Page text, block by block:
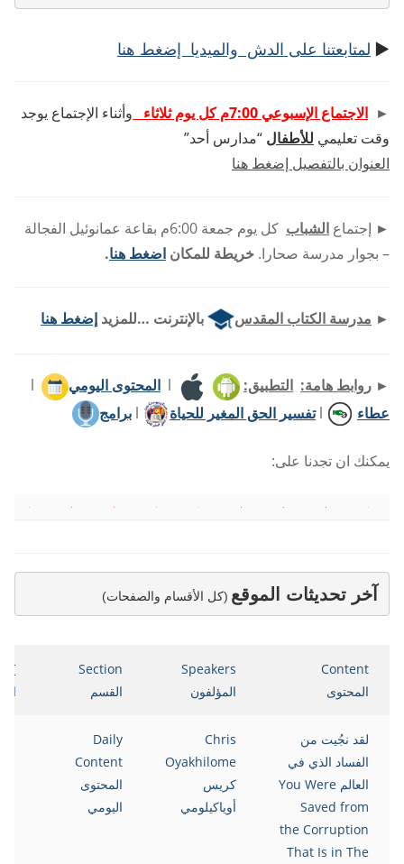
► لمتابعتنا على الدش والميديا إضغط هنا
► الاجتماع الإسبوعي 7:00م كل يوم ثلاثاء
وأثناء الإجتماع يوجد
وقت تعليمي للأطفال “مدارس أحد”
العنوان بالتفصيل إضغط هنا
► إجتماع الشباب
كل يوم جمعة 6:00م بقاعة عمانوئيل الفجالة
– بجوار مدرسة صحارا. خريطة للمكان اضغط هنا.
► مدرسة الكتاب المقدس بالإنترنت …للمزيد إضغط هنا
► روابط هامة: التطبيق: المحتوى اليومي
عطاء
تفسير الحق المغير للحياة برامج
يمكنك ان تجدنا على:
آخر تحديثات الموقع (كل الأقسام والصفحات)
Content
المحتوى
Speakers
المؤلفون
Section
القسم
لقد نجُيت من
الفساد الذي في
العالم You Were
Saved from
the Corruption
That Is in The
Chris
Oyakhilome
كريس
أوياكيلومي
Daily
Content
المحتوى
اليومي